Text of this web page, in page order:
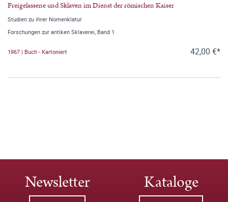
Freigelassene und Sklaven im Dienst der römischen Kaiser
Studien zu ihrer Nomenklatur
Forschungen zur antiken Sklaverei, Band 1
1967 | Buch - Kartoniert 42,00 €*
Newsletter Kataloge